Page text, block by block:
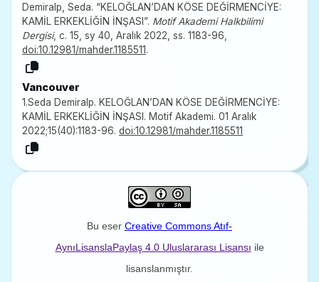
Demiralp, Seda. “KELOĞLAN’DAN KÖSE DEĞİRMENCİYE:
KAMİL ERKEKLİĞİN İNŞASI”. Motif Akademi Halkbilimi
Dergisi, c. 15, sy 40, Aralık 2022, ss. 1183-96,
doi:10.12981/mahder.1185511.
Vancouver
1.Seda Demiralp. KELOĞLAN’DAN KÖSE DEĞİRMENCİYE:
KAMİL ERKEKLİĞİN İNŞASI. Motif Akademi. 01 Aralık
2022;15(40):1183-96. doi:10.12981/mahder.1185511
Bu eser Creative Commons Atıf-
AynıLisanslaPaylaş 4.0 Uluslararası Lisansı ile
lisanslanmıştır.